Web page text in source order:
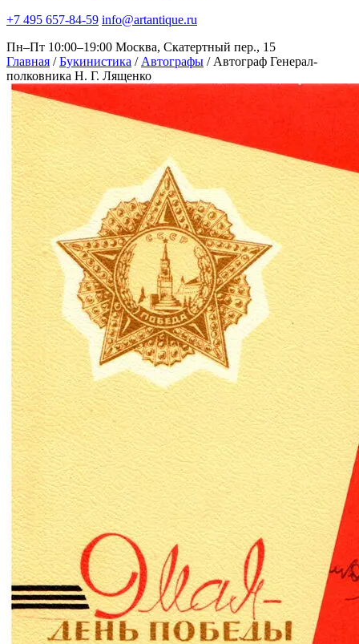
+7 495 657-84-59 info@artantique.ru
Пн–Пт 10:00–19:00 Москва, Скатертный пер., 15
Главная / Букинистика / Автографы / Автограф Генерал-
полковника Н. Г. Лященко